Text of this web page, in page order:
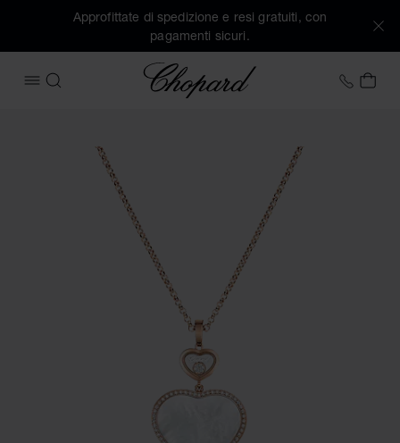
Approfittate di spedizione e resi gratuiti, con
pagamenti sicuri.
APRIRE IL MENU
CERCA
Chopard +39
IL